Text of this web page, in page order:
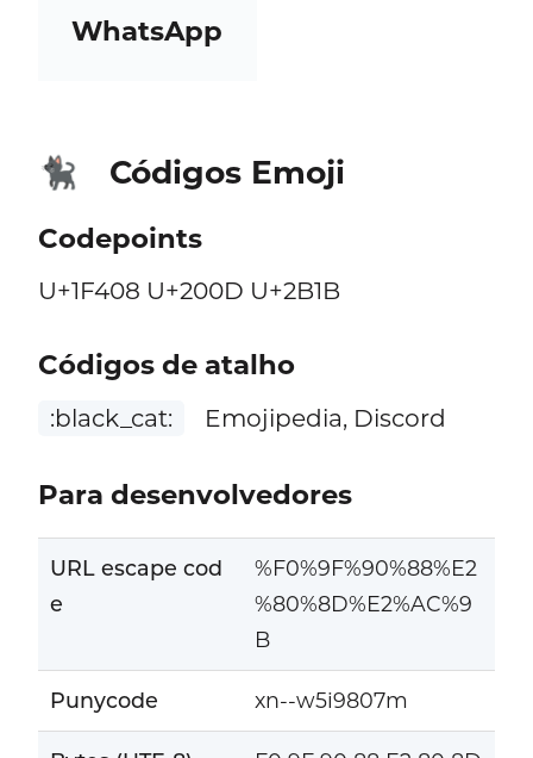
WhatsApp
🐈‍⬛ Códigos Emoji
Codepoints
U+1F408 U+200D U+2B1B
Códigos de atalho
:black_cat: Emojipedia, Discord
Para desenvolvedores
URL escape cod
e
%F0%9F%90%88%E2
%80%8D%E2%AC%9
B
Punycode xn--w5i9807m